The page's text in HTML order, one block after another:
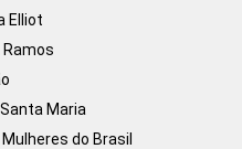
Elliot
Maria
Mulheres do Brasil